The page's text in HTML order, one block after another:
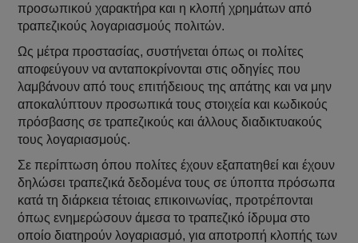
προσωπικού χαρακτήρα και η κλοπή χρημάτων από
τραπεζικούς λογαριασμούς πολιτών.
Ως μέτρα προστασίας, συστήνεται όπως οι πολίτες
αποφεύγουν να ανταποκρίνονται στις οδηγίες που
λαμβάνουν από τους επιτήδειους της απάτης και να μην
αποκαλύπτουν προσωπικά τους στοιχεία και κωδικούς
πρόσβασης σε τραπεζικούς και άλλους διαδικτυακούς
τους λογαριασμούς.
Σε περίπτωση όπου πολίτες έχουν εξαπατηθεί και έχουν
δηλώσει τραπεζικά δεδομένα τους σε ύποπτα πρόσωπα
κατά τη διάρκεια τέτοιας επικοινωνίας, προτρέπονται
όπως ενημερώσουν άμεσα το τραπεζικό ίδρυμα στο
οποίο διατηρούν λογαριασμό, για αποτροπή κλοπής των